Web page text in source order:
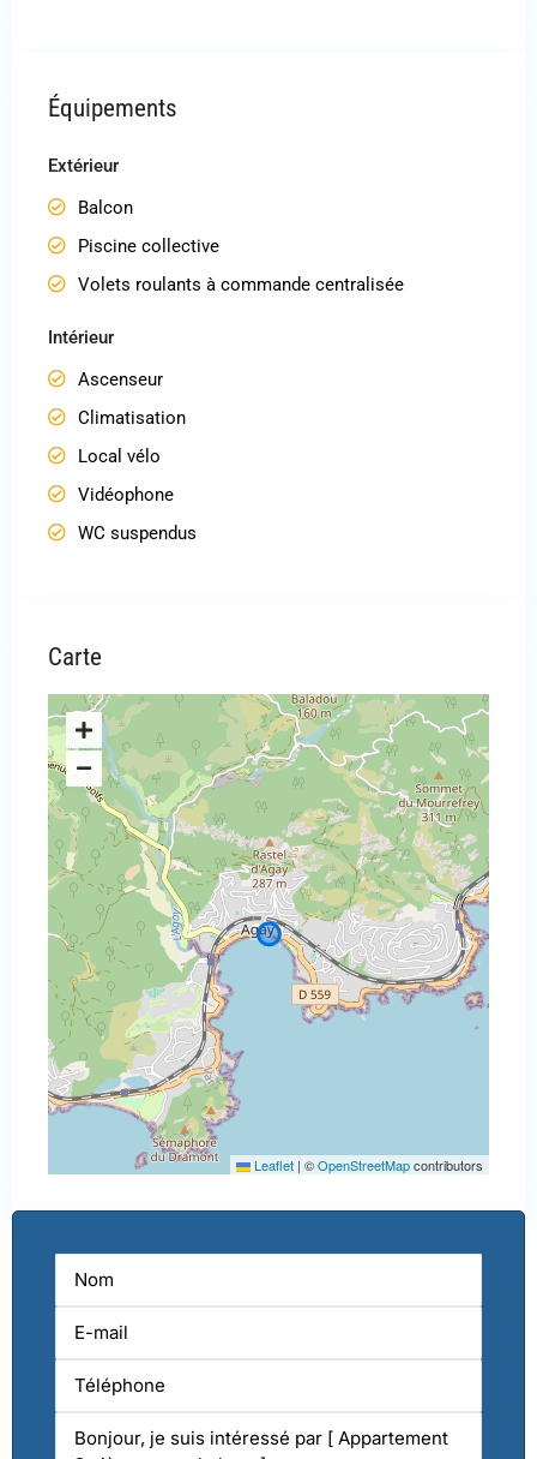
Équipements
Extérieur
Balcon
Piscine collective
Volets roulants à commande centralisée
Intérieur
Ascenseur
Climatisation
Local vélo
Vidéophone
WC suspendus
Carte
Leaflet | ©OpenStreetMapcontributors